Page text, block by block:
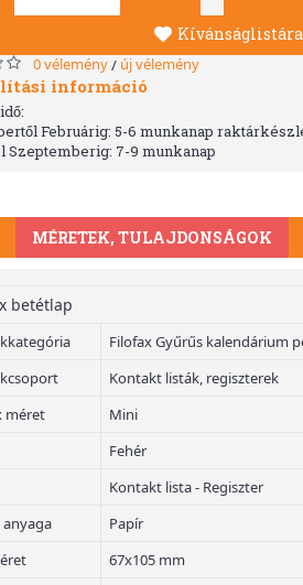
Kívánságlistára
0 vélemény/ új vélemény
információ
Februárig: 5-6 munkanap
Szeptemberig: 7-9 munkanap
MÉRETEK, TULAJDONSÁGOK
betétlap
Filofax Gyűrűs kalendárium
Kontakt listák, regiszterek
méret
Mini
Fehér
Kontakt lista - Regiszter
Papír
67x105 mm